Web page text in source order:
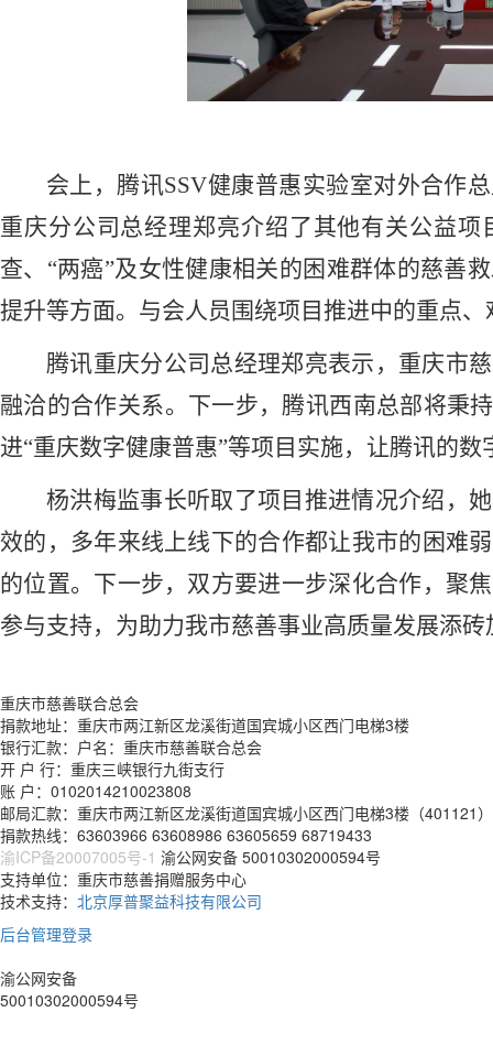
会上，腾讯SSV健康普惠实验室对外合作
重庆分公司总经理郑亮介绍了其他有关公益项
查、“两癌”及女性健康相关的困难群体的慈善
提升等方面。与会人员围绕项目推进中的重点
腾讯重庆分公司总经理郑亮表示，重庆市
融洽的合作关系。下一步，腾讯西南总部将秉持
进“重庆数字健康普惠”等项目实施，让腾讯的
杨洪梅监事长听取了项目推进情况介绍，
效的，多年来线上线下的合作都让我市的困难
的位置。下一步，双方要进一步深化合作，聚
参与支持，为助力我市慈善事业高质量发展添砖
重庆市慈善联合总会
捐款地址：重庆市两江新区龙溪街道国宾城小区西门电梯3楼
银行汇款：户名：重庆市慈善联合总会
开 户 行：重庆三峡银行九街支行
账 户：0102014210023808
邮局汇款：重庆市两江新区龙溪街道国宾城小区西门电梯3楼（401121）
捐款热线：63603966 63608986 63605659 68719433
渝ICP备20007005号-1 渝公网安备 50010302000594号
支持单位：重庆市慈善捐赠服务中心
技术支持： 北京厚普聚益科技有限公司
后台管理登录
渝公网安备
50010302000594号